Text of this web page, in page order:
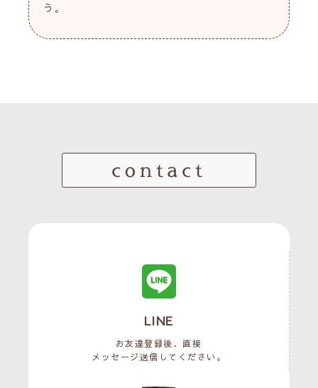
う。
contact
LINE
お友達登録後、直接
メッセージ送信してください。